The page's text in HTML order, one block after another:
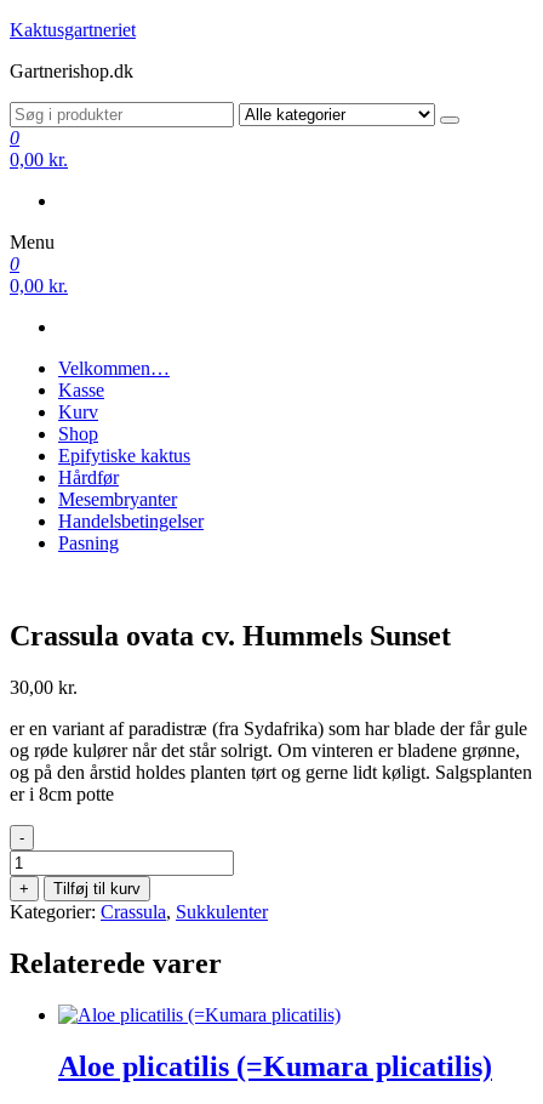
Videre
indhold
Kaktusgartneriet
Gartnerishop.dk
0
0,00 kr.
Menu
0
0,00 kr.
Velkommen…
Kasse
Kurv
Shop
Epifytiske kaktus
Hårdfør
Mesembryanter
Handelsbetingelser
Pasning
Crassula ovata cv. Hummels Sunset
30,00 kr.
er en variant af paradistræ (fra Sydafrika) som har blade der får gule
og røde kulører når det står solrigt. Om vinteren er bladene grønne,
og på den årstid holdes planten tørt og gerne lidt køligt. Salgsplanten
er i 8cm potte
-
Crassula
ovata
cv.
Hummels
antal
+ Tilføj til kurv
Kategorier: Crassula, Sukkulenter
Relaterede varer
Aloe plicatilis (=Kumara plicatilis)